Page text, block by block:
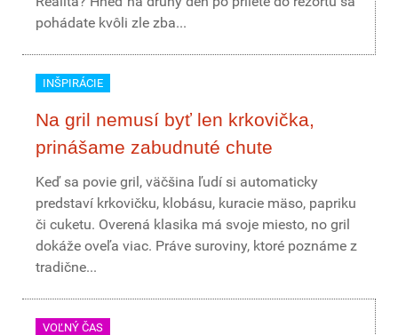
pohádate kvôli zle zba...
INŠPIRÁCIE
Na gril nemusí byť len krkovička,
prinášame zabudnuté chute
Keď sa povie gril, väčšina ľudí si automaticky
predstaví krkovičku, klobásu, kuracie mäso, papriku
či cuketu. Overená klasika má svoje miesto, no gril
dokáže oveľa viac. Práve suroviny, ktoré poznáme z
tradične...
VOĽNÝ ČAS